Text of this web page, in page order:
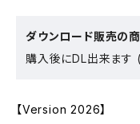
ダウンロード販売の
購入後にDL出来ます
【Version 2026】